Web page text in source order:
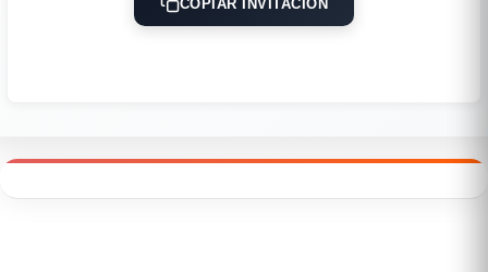
COPIAR INVITACIÓN